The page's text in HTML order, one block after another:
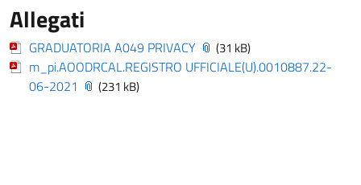
Allegati
GRADUATORIA A049 PRIVACY (31 kB)
m_pi.AOODRCAL.REGISTRO UFFICIALE(U).0010887.22-
06-2021
(231 kB)